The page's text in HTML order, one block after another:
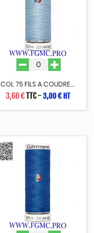
COL 75 FILS A COUDRE...
3,60 €TTC-3,00 € HT